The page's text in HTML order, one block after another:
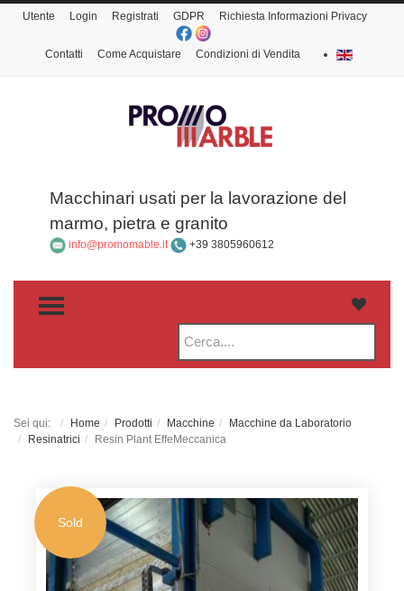
Utente Login Registrati GDPR Richiesta Informazioni Privacy
Contatti Come Acquistare Condizioni di Vendita
Macchinari usati per la lavorazione del
marmo, pietra e granito
info@promomable.it +39 3805960612
TOGGLE MENU
Sei qui: Home Prodotti Macchine
Macchine da Laboratorio
Resinatrici
Resin Plant EffeMeccanica
Sold